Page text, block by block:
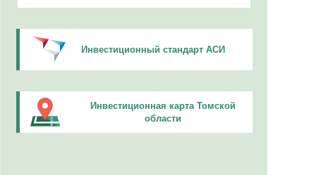
Инвестиционный стандарт АСИ
Инвестиционная карта Томской
области